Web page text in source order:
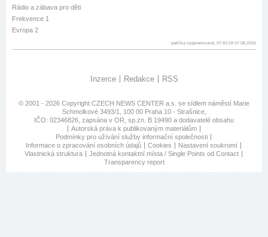
Rádio a zábava pro děti
Frekvence 1
Evropa 2
patička vygenerovaná: 07:40:18 07.08.2026
Inzerce Redakce RSS
© 2001 - 2026 Copyright CZECH NEWS CENTER a.s. se sídlem náměstí Marie
Schmolkové 3493/1, 100 00 Praha 10 - Strašnice,
IČO: 02346826, zapsána v OR, sp.zn. B 19490 a dodavatelé obsahu
Autorská práva k publikovaným materiálům
Podmínky pro užívání služby informační společnosti
Informace o zpracování osobních údajů
Cookies
Nastavení soukromí
Vlastnická struktura
Jednotná kontaktní místa / Single Points od Contact
Transparency report